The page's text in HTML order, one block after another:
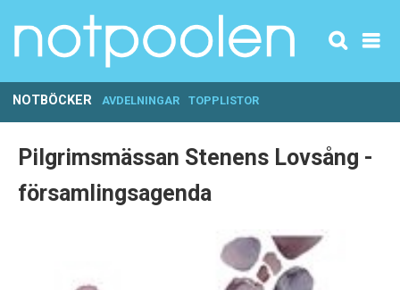
NOTBÖCKER AVDELNINGAR TOPPLISTOR
Pilgrimsmässan Stenens Lovsång -
församlingsagenda